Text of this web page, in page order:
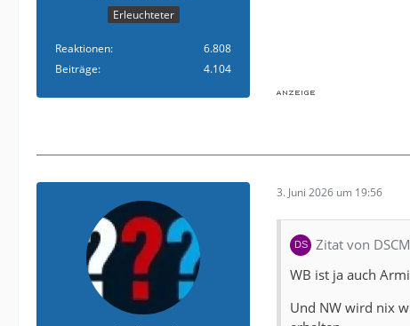
Erleuchteter
Reaktionen
6.808
Beiträge
4.104
3. Juni 2026 um 19:56
Zitat von
WB ist ja auch
Und NW wird nix